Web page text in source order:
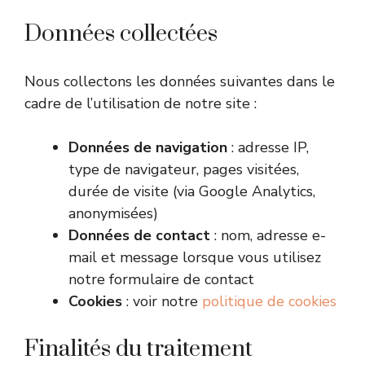
Données collectées
Nous collectons les données suivantes dans le
cadre de l’utilisation de notre site :
Données de navigation : adresse IP,
type de navigateur, pages visitées,
durée de visite (via Google Analytics,
anonymisées)
Données de contact : nom, adresse e-
mail et message lorsque vous utilisez
notre formulaire de contact
Cookies : voir notre politique de cookies
Finalités du traitement